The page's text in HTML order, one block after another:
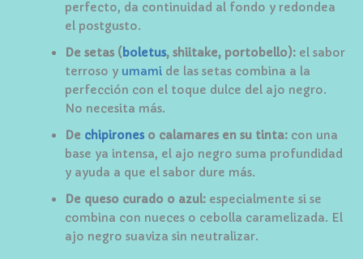
perfecto, da continuidad al fondo y redondea
el postgusto.
De setas ( boletus, shiitake, portobello): el sabor
terroso y umami de las setas combina a la
perfección con el toque dulce del ajo negro.
No necesita más.
De chipirones o calamares en su tinta: con una
base ya intensa, el ajo negro suma profundidad
y ayuda a que el sabor dure más.
De queso curado o azul: especialmente si se
combina con nueces o cebolla caramelizada. El
ajo negro suaviza sin neutralizar.